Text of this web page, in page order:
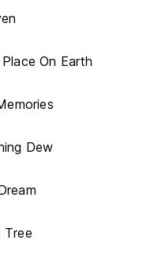
On Earth
Dew
Tree